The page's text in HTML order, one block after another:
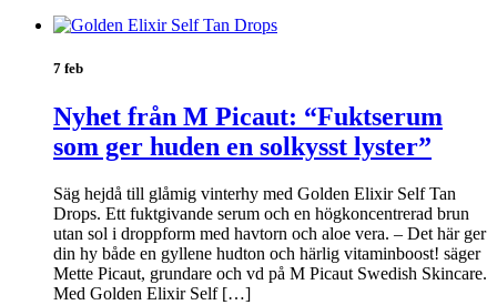
7 feb
Nyhet från M Picaut: “Fuktserum
som ger huden en solkysst lyster”
Säg hejdå till glåmig vinterhy med Golden Elixir Self Tan
Drops. Ett fuktgivande serum och en högkoncentrerad brun
utan sol i droppform med havtorn och aloe vera. – Det här ger
din hy både en gyllene hudton och härlig vitaminboost! säger
Mette Picaut, grundare och vd på M Picaut Swedish Skincare.
Med Golden Elixir Self […]